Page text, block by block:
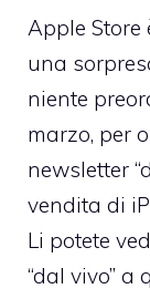
Apple Store
una
niente
marzo, per
newsletter
vendita di
Li potete
“dal vivo” a